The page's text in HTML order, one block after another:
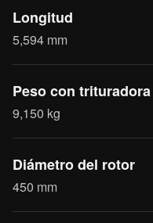
Longitud
5,594 mm
Peso con trituradora
9,150 kg
Diámetro del rotor
450 mm